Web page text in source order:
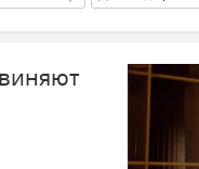
Удары по Украине